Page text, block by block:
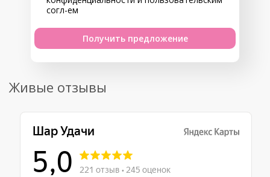
согл-ем
Получить предложение
Живые отзывы